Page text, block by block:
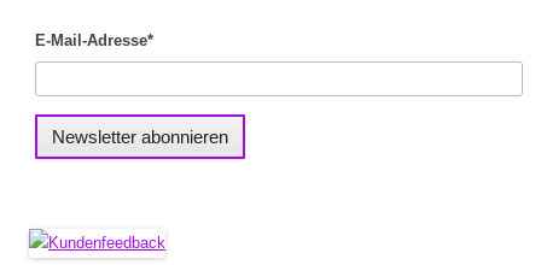
E-Mail-Adresse*